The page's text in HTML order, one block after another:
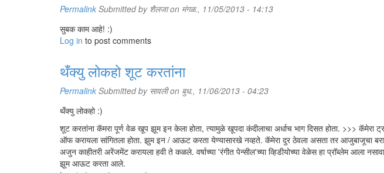
Permalink Submitted by शैलजाon मंगळ., 11/05/2013 - 14:13
सुबक काम आहे! :)
Log in to post comments
थँक्यु लोकहो शूट करतांना
Permalink Submitted by सावलीon बुध., 11/06/2013 - 04:23
थँक्यु लोकहो :)
शूट करतांना कॅमरा पूर्ण वेळ खूप झूम इन केला होता, त्यामुळे खूपदा कंदीलाचा अर्धाच भाग दिसत होता. >>>
ऑफ करायला सांगितला होता. झुम इन / आऊट करता येण्यासारखे नव्हते. कॅमेरा दुर ठेवला असता तर आजुबाजूचा
अजुन काहीतरी अरेंजमेंट करायला हवी ते कळले. वर्षाच्या 'रंगीत पेन्सील'च्या व्हिडीयोच्या वेळेस हा प्रॉब्लेम आला
झूम आऊट करता आले.